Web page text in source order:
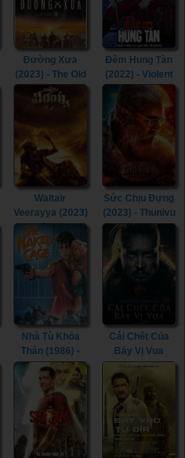
Đường Xưa
(2023) - The Old
Way (2023)
Đêm Hung Tàn
(2022) - Violent
Night (2022)
Waltair
Veerayya (2023)
- Waltair
Veerayya (2023)
Sức Chịu Đựng
(2023) - Thunivu
(2023)
Nhà Tù Khỏa
Thân (1986) -
The Naked
Cage (1986)
Cái Chết Của
Bảy Vị Vua
(2023) - The
Last Kingdom:
Seven Kings
Must Die (2023)